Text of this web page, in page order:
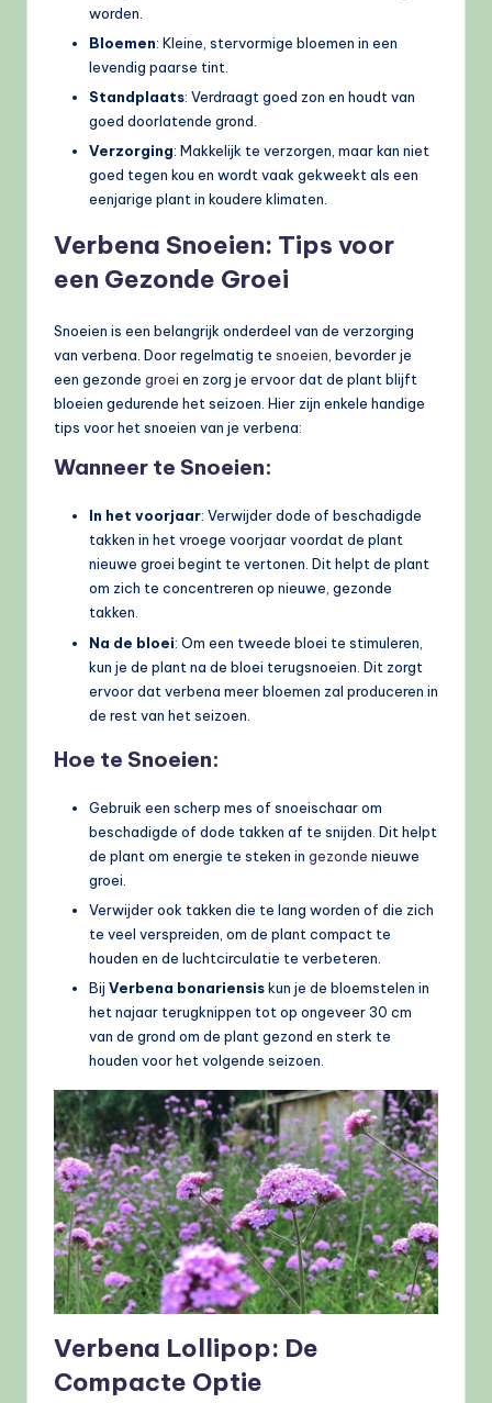
worden.
Bloemen: Kleine, stervormige bloemen in een
levendig paarse tint.
Standplaats: Verdraagt goed zon en houdt van
goed doorlatende grond.
Verzorging: Makkelijk te verzorgen, maar kan niet
goed tegen kou en wordt vaak gekweekt als een
eenjarige plant in koudere klimaten.
Verbena Snoeien: Tips voor
een Gezonde Groei
Snoeien is een belangrijk onderdeel van de verzorging
van verbena. Door regelmatig te snoeien, bevorder je
een gezonde groei en zorg je ervoor dat de plant blijft
bloeien gedurende het seizoen. Hier zijn enkele handige
tips voor het snoeien van je verbena:
Wanneer te Snoeien:
In het voorjaar: Verwijder dode of beschadigde
takken in het vroege voorjaar voordat de plant
nieuwe groei begint te vertonen. Dit helpt de plant
om zich te concentreren op nieuwe, gezonde
takken.
Na de bloei: Om een tweede bloei te stimuleren,
kun je de plant na de bloei terugsnoeien. Dit zorgt
ervoor dat verbena meer bloemen zal produceren in
de rest van het seizoen.
Hoe te Snoeien:
Gebruik een scherp mes of snoeischaar om
beschadigde of dode takken af te snijden. Dit helpt
de plant om energie te steken in gezonde nieuwe
groei.
Verwijder ook takken die te lang worden of die zich
te veel verspreiden, om de plant compact te
houden en de luchtcirculatie te verbeteren.
Bij Verbena bonariensiskun je de bloemstelen in
het najaar terugknippen tot op ongeveer 30 cm
van de grond om de plant gezond en sterk te
houden voor het volgende seizoen.
Verbena Lollipop: De
Compacte Optie